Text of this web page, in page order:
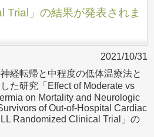
Trial」の結果が発表されま
2021/10/31
経転帰と中程度の低体温療法と
た研究「Effect of Moderate vs
on Mortality and Neurologic
of Out-of-Hospital Cardiac
Randomized Clinical Trial」の